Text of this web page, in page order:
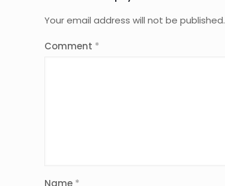
Your email address will not be published.
Comment *
Name *